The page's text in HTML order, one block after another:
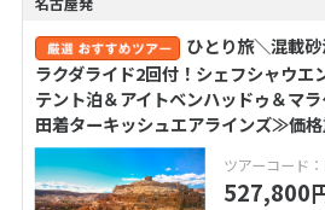
ひとり旅＼混載
ラクダライド2回付！シェフシャウエ
テント泊＆アイトベンハッドゥ＆マ
田着ターキッシュエアラインズ≫価
ツアーコード：
527,800